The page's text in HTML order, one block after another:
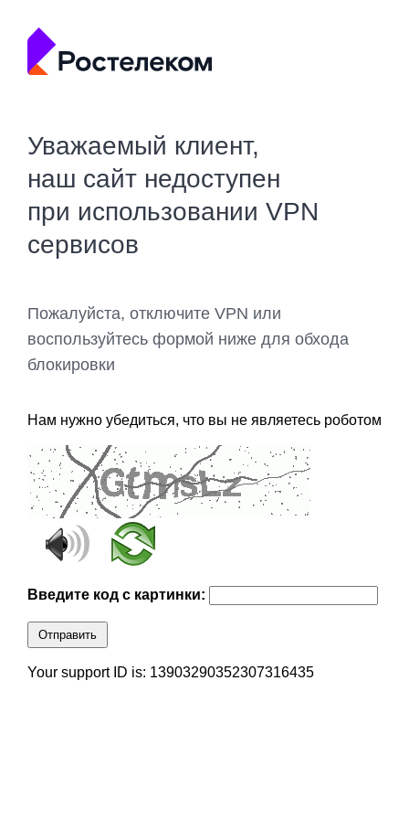
Уважаемый клиент,
наш сайт недоступен
при использовании VPN
сервисов
Пожалуйста, отключите VPN или
воспользуйтесь формой ниже для обхода
блокировки
Нам нужно убедиться, что вы не являетесь роботом
Введите код с картинки:
Отправить
Your support ID is: 13903290352307316435